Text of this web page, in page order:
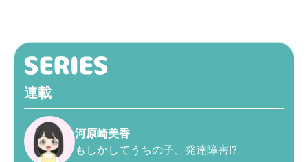
連載
河原崎美香
もしかしてうちの子、発達障害!?